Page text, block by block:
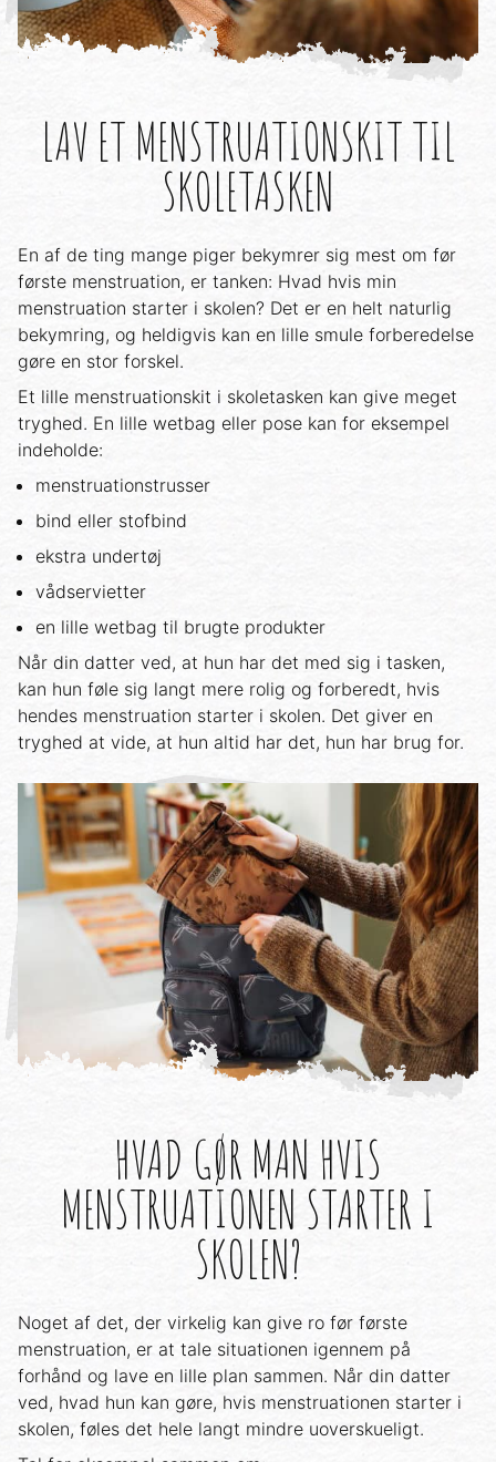
LAV ET MENSTRUATIONSKIT TIL
SKOLETASKEN
En af de ting mange piger bekymrer sig mest om før
første menstruation, er tanken: Hvad hvis min
menstruation starter i skolen? Det er en helt naturlig
bekymring, og heldigvis kan en lille smule forberedelse
gøre en stor forskel.
Et lille menstruationskit i skoletasken kan give meget
tryghed. En lille wetbag eller pose kan for eksempel
indeholde:
menstruationstrusser
bind eller stofbind
ekstra undertøj
vådservietter
en lille wetbag til brugte produkter
Når din datter ved, at hun har det med sig i tasken,
kan hun føle sig langt mere rolig og forberedt, hvis
hendes menstruation starter i skolen. Det giver en
tryghed at vide, at hun altid har det, hun har brug for.
HVAD GØR MAN HVIS
MENSTRUATIONEN STARTER I
SKOLEN?
Noget af det, der virkelig kan give ro før første
menstruation, er at tale situationen igennem på
forhånd og lave en lille plan sammen. Når din datter
ved, hvad hun kan gøre, hvis menstruationen starter i
skolen, føles det hele langt mindre uoverskueligt.